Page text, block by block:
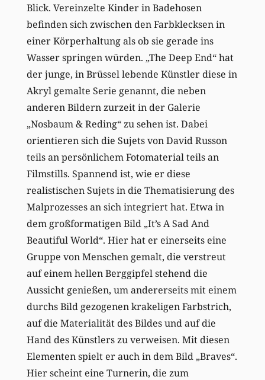
Blick. Vereinzelte Kinder in Badehosen
befinden sich zwischen den Farbklecksen in
einer Körperhaltung als ob sie gerade ins
Wasser springen würden. „The Deep End“ hat
der junge, in Brüssel lebende Künstler diese in
Akryl gemalte Serie genannt, die neben
anderen Bildern zurzeit in der Galerie
„Nosbaum & Reding“ zu sehen ist. Dabei
orientieren sich die Sujets von David Russon
teils an persönlichem Fotomaterial teils an
Filmstills. Spannend ist, wie er diese
realistischen Sujets in die Thematisierung des
Malprozesses an sich integriert hat. Etwa in
dem großformatigen Bild „It’s A Sad And
Beautiful World“. Hier hat er einerseits eine
Gruppe von Menschen gemalt, die verstreut
auf einem hellen Berggipfel stehend die
Aussicht genießen, um andererseits mit einem
durchs Bild gezogenen krakeligen Farbstrich,
auf die Materialität des Bildes und auf die
Hand des Künstlers zu verweisen. Mit diesen
Elementen spielt er auch in dem Bild „Braves“.
Hier scheint eine Turnerin, die zum